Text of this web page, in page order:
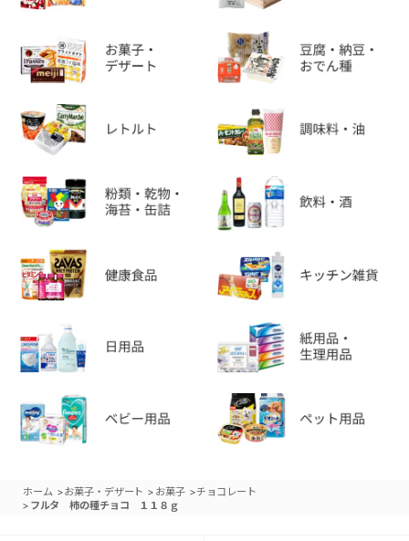
ホーム >お菓子・デザート > お菓子 >チョコレート
> フルタ 柿の種チョコ １１８ｇ